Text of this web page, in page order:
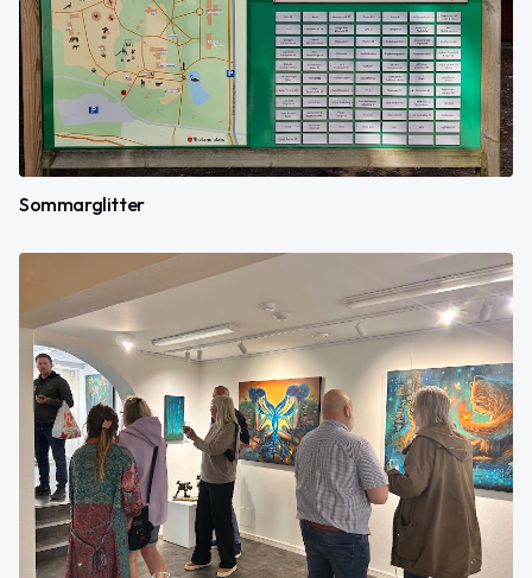
Sommarglitter